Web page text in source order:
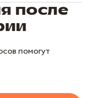
после
помогут